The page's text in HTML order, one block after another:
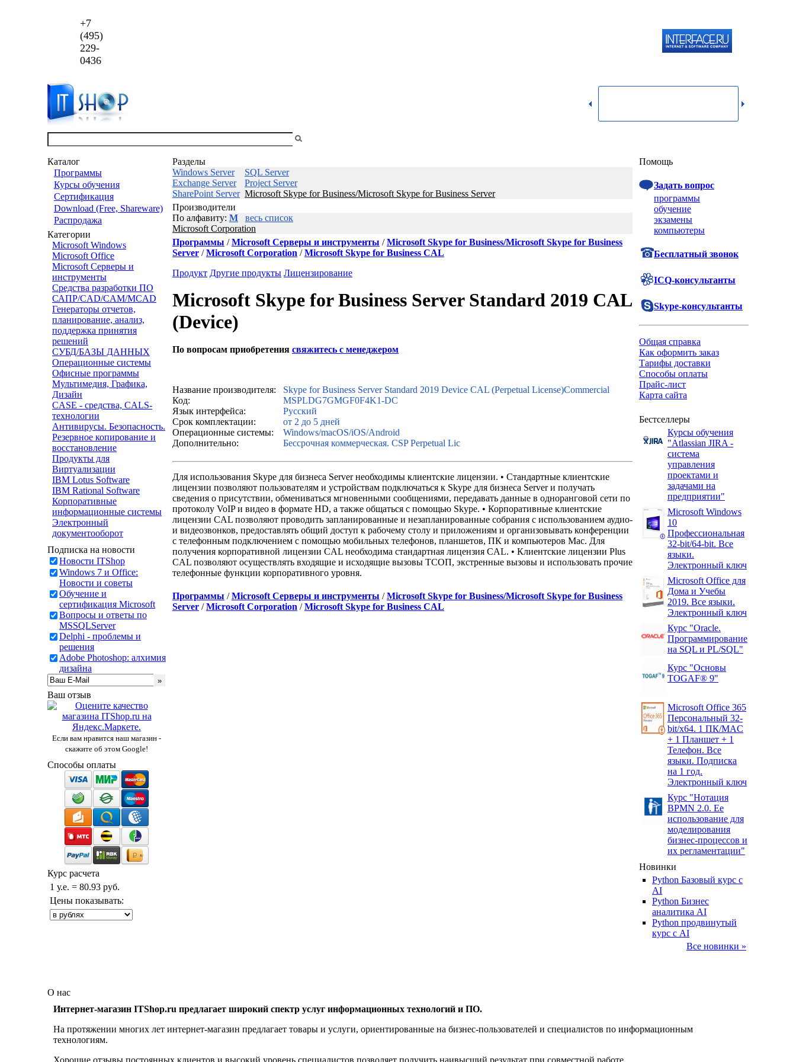
+7
(495)
229-
0436
Каталог
Программы
Курсы обучения
Сертификация
Download (Free, Shareware)
Распродажа
Категории
Microsoft Windows
Microsoft Office
Microsoft Серверы и
инструменты
Средства разработки ПО
САПР/CAD/CAM/MCAD
Генераторы отчетов,
планирование, анализ,
поддержка принятия
решений
СУБД/БАЗЫ ДАННЫХ
Операционные системы
Офисные программы
Мультимедия, Графика,
Дизайн
CASE - средства, CALS-
технологии
Антивирусы. Безопасность.
Резервное копирование и
восстановление
Продукты для
Виртуализации
IBM Lotus Software
IBM Rational Software
Корпоративные
информационные системы
Электронный
документооборот
Подписка на новости
Новости ITShop
Windows 7 и Office:
Новости и советы
Обучение и
сертификация Microsoft
Вопросы и ответы по
MSSQLServer
Delphi - проблемы и
решения
Adobe Photoshop: алхимия
дизайна
Ваш отзыв
Если вам нравится наш магазин -
скажите об этом Google!
Способы оплаты
Курс расчета
1 у.е. = 80.93 руб.
Цены показывать:
Разделы
Windows Server
SQL Server
Exchange Server
Project Server
SharePoint Server Microsoft Skype for Business/Microsoft Skype for Business Server
Производители
По алфавиту: M
весь список
Microsoft Corporation
Программы /Microsoft Серверы и инструменты /Microsoft Skype for Business/Microsoft Skype for Business
Server /Microsoft Corporation /Microsoft Skype for Business CAL
Продукт Другие продукты Лицензирование
Microsoft Skype for Business Server Standard 2019 CAL
(Device)
По вопросам приобретения свяжитесь с менеджером
Название производителя:
Skype for Business Server Standard 2019 Device CAL (Perpetual License)Commercial
Код:
MSPLDG7GMGF0F4K1-DC
Язык интерфейса:
Русский
Срок комплектации:
от 2 до 5 дней
Операционные системы:
Windows/macOS/iOS/Android
Дополнительно:
Бессрочная коммерческая. CSP Perpetual Lic
Для использования Skype для бизнеса Server необходимы клиентские лицензии. • Стандартные клиентские
лицензии позволяют пользователям и устройствам подключаться к Skype для бизнеса Server и получать
сведения о присутствии, обмениваться мгновенными сообщениями, передавать данные в одноранговой сети по
протоколу VoIP и видео в формате HD, а также общаться с помощью Skype. • Корпоративные клиентские
лицензии CAL позволяют проводить запланированные и незапланированные собрания с использованием аудио-
и видеозвонков, предоставлять общий доступ к рабочему столу и приложениям и организовывать конференции
с телефонным подключением с помощью мобильных телефонов, планшетов, ПК и компьютеров Mac. Для
получения корпоративной лицензии CAL необходима стандартная лицензия CAL. • Клиентские лицензии Plus
CAL позволяют осуществлять входящие и исходящие вызовы ТСОП, экстренные вызовы и использовать прочие
телефонные функции корпоративного уровня.
Программы /Microsoft Серверы и инструменты /Microsoft Skype for Business/Microsoft Skype for Business
Server /Microsoft Corporation /Microsoft Skype for Business CAL
Помощь
Задать вопрос
программы
обучение
экзамены
компьютеры
Бесплатный звонок
ICQ-консультанты
Skype-консультанты
Общая справка
Как оформить заказ
Тарифы доставки
Способы оплаты
Прайс-лист
Карта сайта
Бестселлеры
Курсы обучения
"Atlassian JIRA -
система
управления
проектами и
задачами на
предприятии"
Microsoft Windows
10
Профессиональная
32-bit/64-bit. Все
языки.
Электронный ключ
Microsoft Office для
Дома и Учебы
2019. Все языки.
Электронный ключ
Курс "Oracle.
Программирование
на SQL и PL/SQL"
Курс "Основы
TOGAF® 9"
Microsoft Office 365
Персональный 32-
bit/x64. 1 ПК/MAC
+ 1 Планшет + 1
Телефон. Все
языки. Подписка
на 1 год.
Электронный ключ
Курс "Нотация
BPMN 2.0. Ее
использование для
моделирования
бизнес-процессов и
их регламентации"
Новинки
Python Базовый курс c
AI
Python Бизнес
аналитика AI
Python продвинутый
курс с AI
Все новинки »
О нас
Интернет-магазин ITShop.ru предлагает широкий спектр услуг информационных технологий и ПО.
На протяжении многих лет интернет-магазин предлагает товары и услуги, ориентированные на бизнес-пользователей и специалистов по информационным
технологиям.
Хорошие отзывы постоянных клиентов и высокий уровень специалистов позволяет получить наивысший результат при совместной работе.